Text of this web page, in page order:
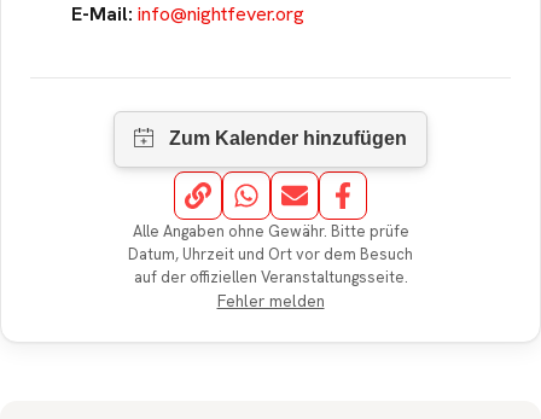
E-Mail: info@nightfever.org
Alle Angaben ohne Gewähr. Bitte prüfe
Datum, Uhrzeit und Ort vor dem Besuch
auf der offiziellen Veranstaltungsseite.
Fehler melden